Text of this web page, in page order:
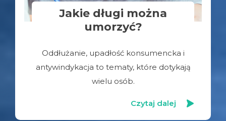
Jakie długi można
umorzyć?
Oddłużanie, upadłość konsumencka i
antywindykacja to tematy, które dotykają
wielu osób.
Czytaj dalej